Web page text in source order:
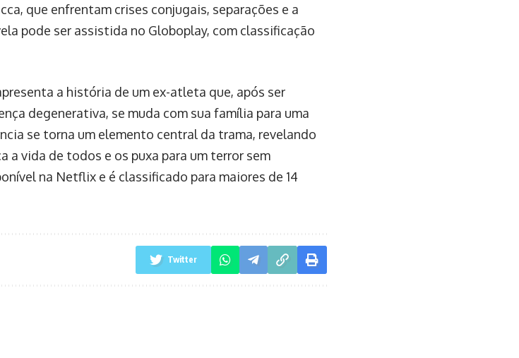
que enfrentam crises conjugais, separações e a
pode ser assistida no Globoplay, com classificação
a história de um ex-atleta que, após ser
degenerativa, se muda com sua família para uma
se torna um elemento central da trama, revelando
a vida de todos e os puxa para um terror sem
na Netflix e é classificado para maiores de 14
Twitter